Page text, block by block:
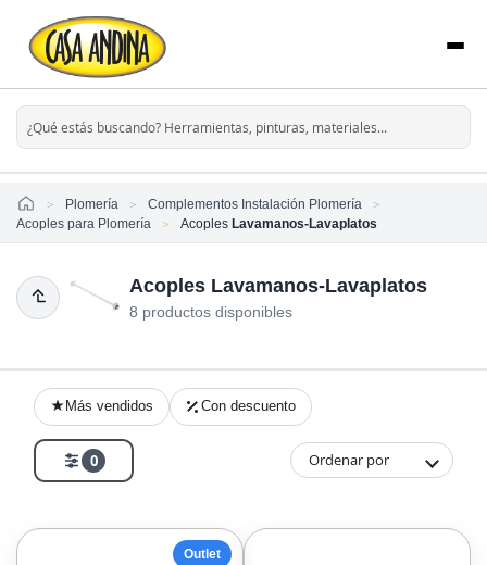
HomePlomería
Complementos Instalación Plomería
Acoples para Plomería
Acoples Lavamanos-Lavaplatos
Acoples Lavamanos-Lavaplatos
8 productos disponibles
Más vendidos Con descuento
0 Ordenar por
Outlet